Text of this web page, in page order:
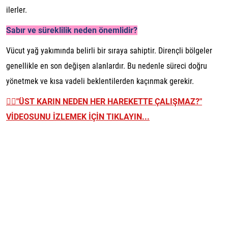
ilerler.
Sabır ve süreklilik neden önemlidir?
Vücut yağ yakımında belirli bir sıraya sahiptir. Dirençli bölgeler
genellikle en son değişen alanlardır. Bu nedenle süreci doğru
yönetmek ve kısa vadeli beklentilerden kaçınmak gerekir.
👉🏼"ÜST KARIN NEDEN HER HAREKETTE ÇALIŞMAZ?"
VİDEOSUNU İZLEMEK İÇİN TIKLAYIN...